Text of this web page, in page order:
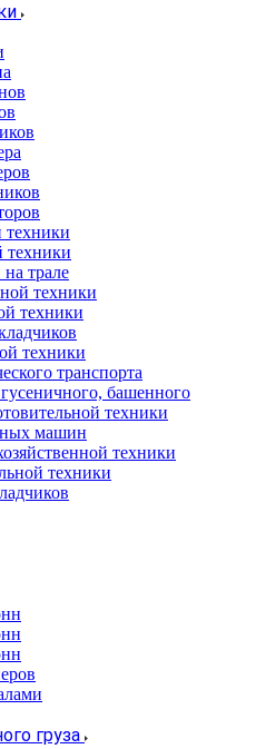
техники
техники
трале
техники
техники
техники
транспорта
башенного
техники
машин
техники
техники
груза